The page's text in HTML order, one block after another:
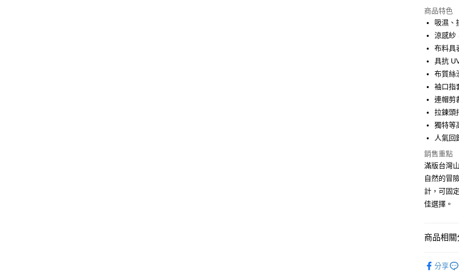
悠遊付
Google
全盈+PAY
大哥付你
【大哥付
1.本服務
2.付款方
完成交易。
3.實際核
消。如遇
無法說明
【繳款方
1.分期款
醒簡訊。
2.透過簡
1.本服務
2.基於同
AFTEE先
相關說明
【關於「
AFTEE
便利好安
２．便利
３．安心
１．於結
付」結帳
※ 請注意
※ 交易是
ATM付款
運送方式
付款後全
每筆
商品特色
吸濕、
涼感紗
布料具
具抗
布質絲
袖口指
連帽剪
拉鍊頭
獨特等
人氣回
銷售重點
滿版台灣
自然的冒
計，可固
佳選擇。
商品相關
分享